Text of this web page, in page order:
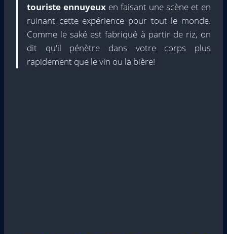
touriste ennuyeux en faisant une scène et en
ruinant cette expérience pour tout le monde.
Comme le saké est fabriqué à partir de riz, on
dit qu'il pénètre dans votre corps plus
rapidement que le vin ou la bière!